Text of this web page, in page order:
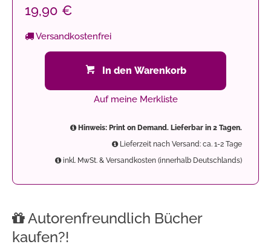
19,90 €
Versandkostenfrei
In den Warenkorb
Auf meine Merkliste
Hinweis: Print on Demand. Lieferbar in 2 Tagen.
Lieferzeit nach Versand: ca. 1-2 Tage
inkl. MwSt. & Versandkosten (innerhalb Deutschlands)
Autorenfreundlich Bücher
kaufen?!